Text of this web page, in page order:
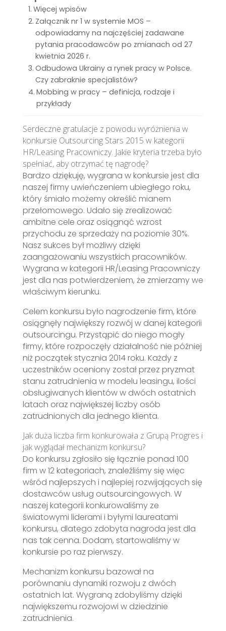
Więcej wpisów
Załącznik nr 1 w systemie MOS –
odpowiadamy na najczęściej zadawane
pytania pracodawców po zmianach od 27
kwietnia 2026 r.
Odbudowa Ukrainy a rynek pracy w Polsce.
Czy zabraknie specjalistów?
Mobbing w pracy – definicja, rodzaje i
przykłady
Serdeczne gratulacje z powodu wyróżnienia w
konkursie Outsourcing Stars 2015 w kategorii
HR/Leasing Pracowniczy. Jakie kryteria trzeba było
spełniać, aby otrzymać tę nagrodę?
Bardzo dziękuję, wygrana w konkursie jest dla
naszej firmy uwieńczeniem ubiegłego roku,
który śmiało możemy określić mianem
przełomowego. Udało się zrealizować
ambitne cele oraz osiągnąć wzrost
przychodu ze sprzedaży na poziomie 30%.
Nasz sukces był możliwy dzięki
zaangażowaniu wszystkich pracowników.
Wygrana w kategorii HR/Leasing Pracowniczy
jest dla nas potwierdzeniem, że zmierzamy we
właściwym kierunku.
Celem konkursu było nagrodzenie firm, które
osiągnęły największy rozwój w danej kategorii
outsourcingu. Przystąpić do niego mogły
firmy, które rozpoczęły działalność nie później
niż początek stycznia 2014 roku. Każdy z
uczestników oceniony został przez pryzmat
stanu zatrudnienia w modelu leasingu, ilości
obsługiwanych klientów w dwóch ostatnich
latach oraz największej liczby osób
zatrudnionych dla jednego klienta.
Jak duża liczba firm konkurowała z Grupą Progres i
jak wyglądał mechanizm konkursu?
Do konkursu zgłosiło się łącznie ponad 100
firm w 12 kategoriach, znaleźliśmy się więc
wśród najlepszych i najlepiej rozwijających się
dostawców usług outsourcingowych. W
naszej kategorii konkurowaliśmy ze
światowymi liderami i byłymi laureatami
konkursu, dlatego zdobyta nagroda jest dla
nas tak cenna. Dodam, startowaliśmy w
konkursie po raz pierwszy.
Mechanizm konkursu bazował na
porównaniu dynamiki rozwoju z dwóch
ostatnich lat. Wygraną zdobyliśmy dzięki
największemu rozwojowi w dziedzinie
zatrudnienia.